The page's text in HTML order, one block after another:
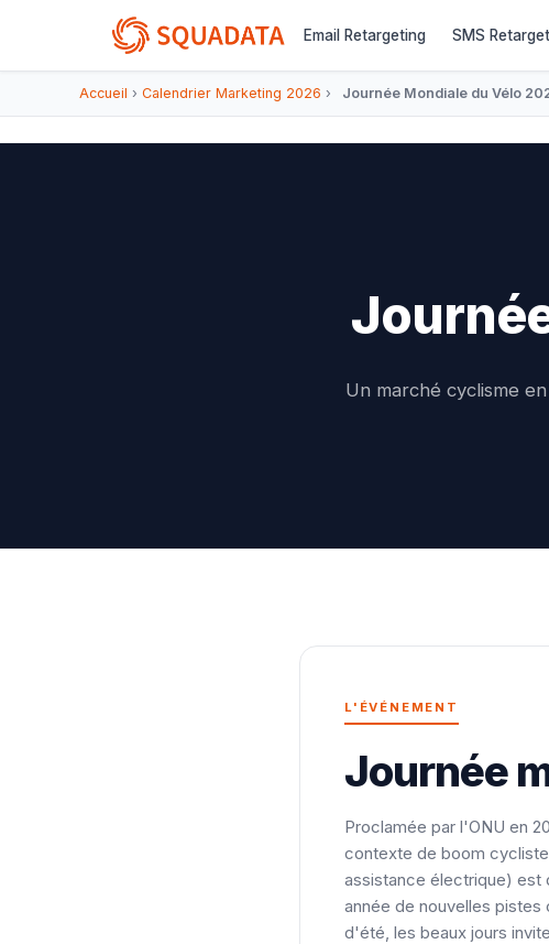
Email Retargeting SMS
Accueil › Calendrier Marketing 2026 › Journée Mondiale du Vélo
Un marché cyclisme
L'ÉVÉNEMENT
Journée
Proclamée par l'ONU en
contexte de boom
assistance électrique) est
année de nouvelles
d'été, les beaux jours